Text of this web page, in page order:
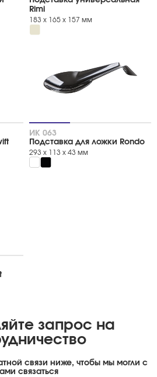
Rimi
183 х 165 х 157 мм
ИК 063
Подставка для ложки Rondo
293 х 113 х 43 мм
запрос на
связи ниже, чтобы мы могли с
связаться